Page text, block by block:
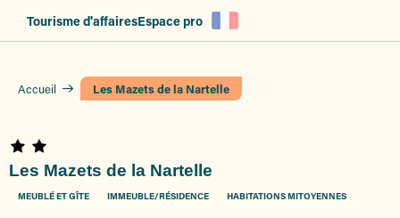
Tourisme d'affairesEspace pro
Accueil Les Mazets de la Nartelle
Les Mazets de la Nartelle
MEUBLÉ ET GÎTE IMMEUBLE/RÉSIDENCE HABITATIONS MITOYENNES